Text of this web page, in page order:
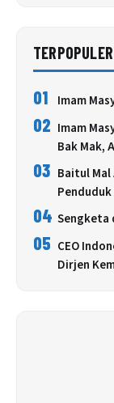
TERPOPULER
01 Imam
02 Imam
Bak Mak,
03 Baitul Mal
Penduduk
04 Sengketa
05 CEO
Dirjen